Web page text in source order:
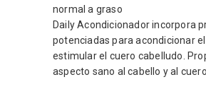
normal a graso
Daily Acondicionador incorpora
potenciadas para acondicionar
estimular el cuero cabelludo.
aspecto sano al cabello y al